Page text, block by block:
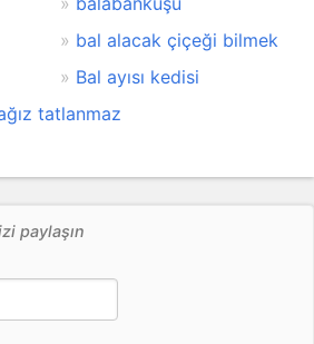
bal alacak çiçeği bilmek
Bal ayısı kedisi
tatlanmaz
paylaşın